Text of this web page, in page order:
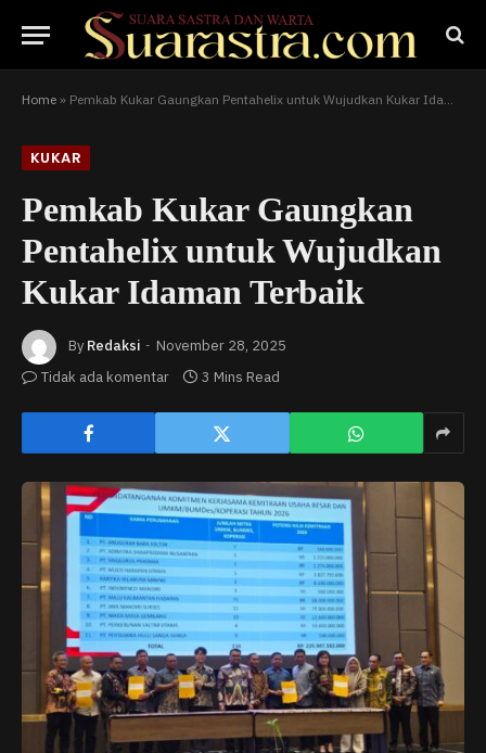
Home » Pemkab Kukar Gaungkan Pentahelix untuk Wujudkan Kukar Idaman Terbaik
KUKAR
Pemkab Kukar Gaungkan
Pentahelix untuk Wujudkan
Kukar Idaman Terbaik
By Redaksi
November 28, 2025
Tidak ada komentar
3 Mins Read